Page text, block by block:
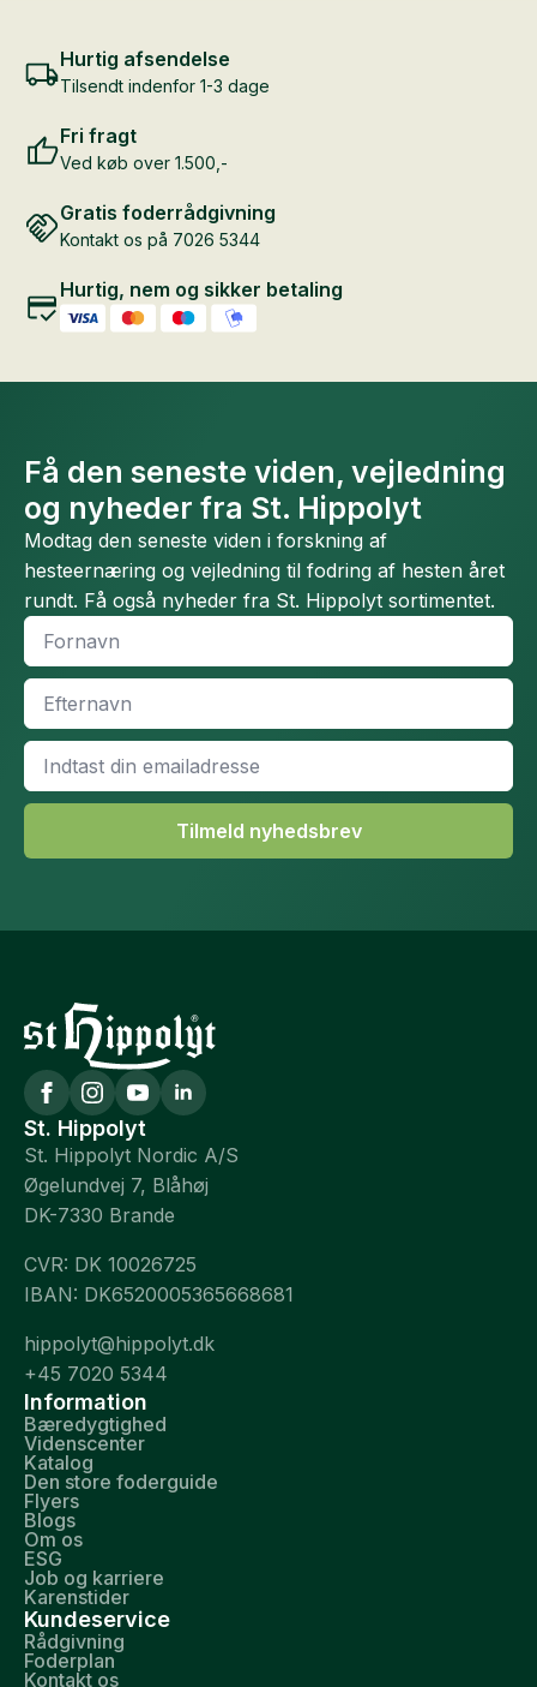
Hurtig afsendelse
Tilsendt indenfor 1-3 dage
Fri fragt
Ved køb over 1.500,-
Gratis foderrådgivning
Kontakt os på 7026 5344
Hurtig, nem og sikker betaling
Få den seneste viden, vejledning
og nyheder fra St. Hippolyt
Modtag den seneste viden i forskning af
hesteernæring og vejledning til fodring af hesten året
rundt. Få også nyheder fra St. Hippolyt sortimentet.
Fornavn
Efternavn
Email
Tilmeld nyhedsbrev
St. Hippolyt
St. Hippolyt Nordic A/S
Øgelundvej 7, Blåhøj
DK-7330 Brande
CVR: DK 10026725
IBAN: DK6520005365668681
hippolyt@hippolyt.dk
+45 7020 5344
Information
Bæredygtighed
Videnscenter
Katalog
Den store foderguide
Flyers
Blogs
Om os
ESG
Job og karriere
Karenstider
Kundeservice
Rådgivning
Foderplan
Kontakt os